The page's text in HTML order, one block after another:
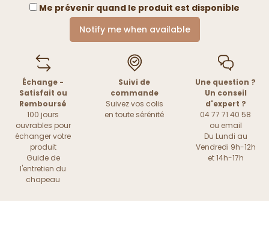
Me prévenir quand le produit est disponible
Notify me when available
Échange -
Satisfait ou
Remboursé
100 jours
ouvrables pour
échanger votre
produit
Guide de
l'entretien du
chapeau
Suivi de
commande
Suivez vos colis
en toute sérénité
Une question ?
Un conseil
d'expert ?
04 77 71 40 58
ou email
Du Lundi au
Vendredi 9h-12h
et 14h-17h